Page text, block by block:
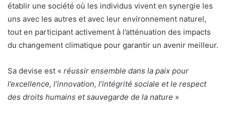
établir une société où les individus vivent en synergie les
uns avec les autres et avec leur environnement naturel,
tout en participant activement à l’atténuation des impacts
du changement climatique pour garantir un avenir meilleur.
Sa devise est « réussir ensemble dans la paix pour
l’excellence, l’innovation, l’intégrité sociale et le respect
des droits humains et sauvegarde de la nature »